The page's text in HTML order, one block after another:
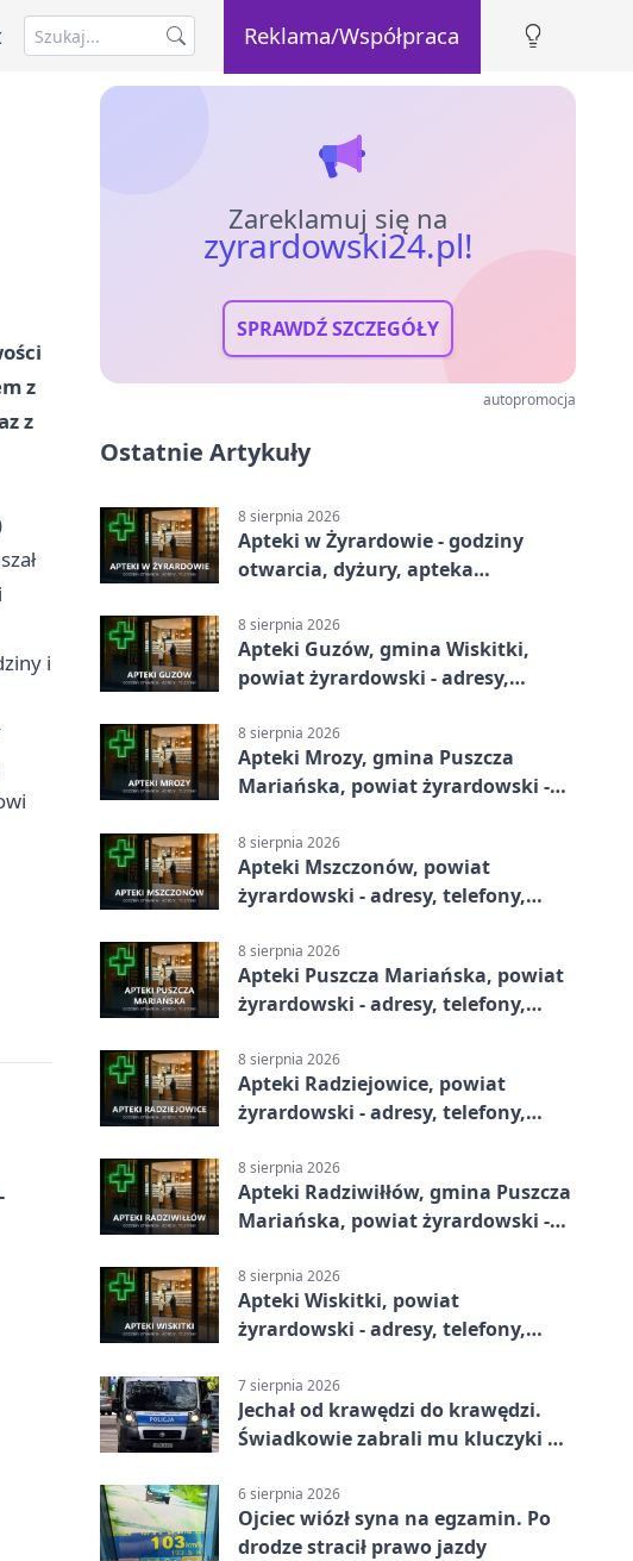
Reklama/Współpraca
z
z
i
Zareklamuj się na
zyrardowski24.pl!
SPRAWDŹ SZCZEGÓŁY
autopromocja
Ostatnie Artykuły
8 sierpnia 2026
Apteki w Żyrardowie - godziny
otwarcia, dyżury, apteka
8 sierpnia 2026
Apteki Guzów, gmina Wiskitki,
powiat żyrardowski - adresy,
8 sierpnia 2026
Apteki Mrozy, gmina Puszcza
Mariańska, powiat żyrardowski -
8 sierpnia 2026
Apteki Mszczonów, powiat
żyrardowski - adresy, telefony,
8 sierpnia 2026
Apteki Puszcza Mariańska, powiat
żyrardowski - adresy, telefony,
8 sierpnia 2026
Apteki Radziejowice, powiat
żyrardowski - adresy, telefony,
8 sierpnia 2026
Apteki Radziwiłłów, gmina Puszcza
Mariańska, powiat żyrardowski -
8 sierpnia 2026
Apteki Wiskitki, powiat
żyrardowski - adresy, telefony,
7 sierpnia 2026
Jechał od krawędzi do krawędzi.
Świadkowie zabrali mu kluczyki w
6 sierpnia 2026
Ojciec wiózł syna na egzamin. Po
drodze stracił prawo jazdy